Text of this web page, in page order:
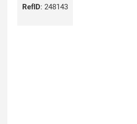
RefID: 248143